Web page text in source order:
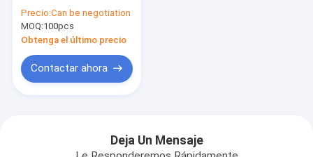
pernos para el
monitor TV
Precio:Can be negotiation
MOQ:100pcs
Obtenga el último precio
Contactar ahora
Deja Un Mensaje